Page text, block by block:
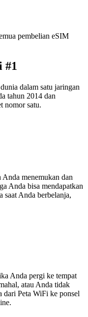
pembelian eSIM
#1
dalam satu jaringan
tahun 2014 dan
nomor satu.
menemukan dan
Anda bisa mendapatkan
saat Anda berbelanja,
Anda pergi ke tempat
atau Anda tidak
dari Peta WiFi ke ponsel